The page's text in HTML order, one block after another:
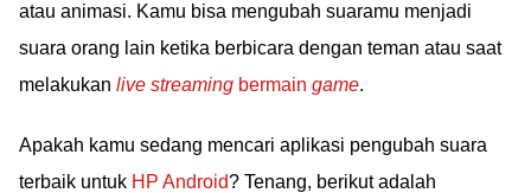
atau animasi. Kamu bisa mengubah suaramu menjadi
suara orang lain ketika berbicara dengan teman atau saat
melakukan live streaming bermain game.
Apakah kamu sedang mencari aplikasi pengubah suara
terbaik untuk HP Android? Tenang, berikut adalah